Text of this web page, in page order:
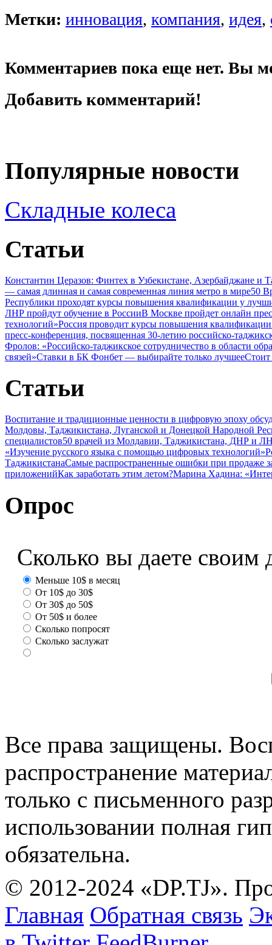
Метки: инновация, компания, идея,
Комментариев пока еще нет. Вы
Добавить комментарий!
Популярные новости
Складные колеса
Статьи
Константин Церазов: Финтех в Узбекистане, Азербайджане
— самая длинная и самая современная линия метро в мире50
Республики проходят курсы повышения квалификации у
ЛНР пройдут обучение в РоссииВ Москве пройдет онлайн
технологий»Россия проводит курсы повышения квалификации
пресс-конференция, посвященная 30-летию российско-
Фролов: «Российско-таджикское сотрудничество в области
связей»Ставки в БК Фонбет — выбирайте только лучшееСтоит
Статьи
Воспитание и традиционные ценности в цифровую эпоху
Молдовы, Таджикистана, Луганской и Донецкой Народной
специалистов50 врачей из Молдавии, Таджикистана, ДНР и
«Изучение русского языка с помощью цифровых технологий»
ТаджикистанаСамые распространенные ошибки при продаже
приложенийКак заработать этим летом?Марина Хадина:
Опрос
Сколько вы даете своим
Меньше 10$ в месяц
От 10$ до 30$
От 30$ до 50$
От 50$ и более
Сколько попросят
Сколько заслужат
Все права защищены.
распространение
только с письменного
использовании полная
обязательна.
© 2012-2024 «DP.TJ».
Главная Обратная связь